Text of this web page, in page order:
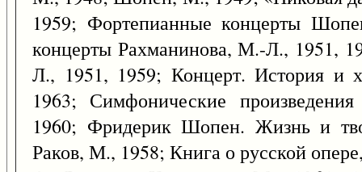
1959; Фортепианные концерты
концерты Рахманинова, М.-Л., 1951,
Л., 1951, 1959; Концерт. История и
1963; Симфонические
1960; Фридерик Шопен. Жизнь и
Раков, М., 1958; Книга о русской